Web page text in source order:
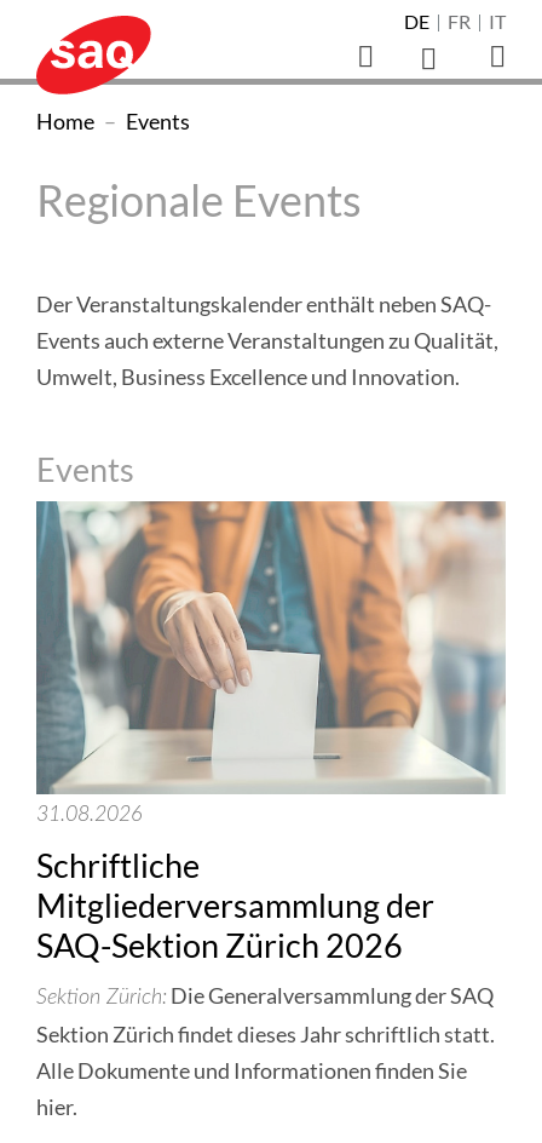
Navigieren
auf
SAQ
Swiss
Association
Quality
Hauptnavigation
zum
Inhalt
Suche
Sprachwahl
Kontaktseite
Newsletter-
Registration
zum
Footer
SAQ
Association
for
(zur
Homepage)
DE FR IT
Suche
Sie
hier:
Home Events
Regionale Events
Der Veranstaltungskalender enthält neben SAQ-
Events auch externe Veranstaltungen zu Qualität,
Umwelt, Business Excellence und Innovation.
Events
31.08.2026
Schriftliche
Mitgliederversammlung der
SAQ-Sektion Zürich 2026
Sektion Zürich Die Generalversammlung der SAQ
Sektion Zürich findet dieses Jahr schriftlich statt.
Alle Dokumente und Informationen finden Sie
hier.